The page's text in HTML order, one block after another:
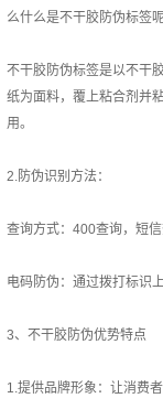
么什么是不干胶防伪标签
不干胶防伪标签是以不干
纸为面料，覆上粘合剂并
用。
2.防伪识别方法：
查询方式：400查询，短
电码防伪：通过拨打标识
3、不干胶防伪优势特点
1.提供品牌形象：让消费